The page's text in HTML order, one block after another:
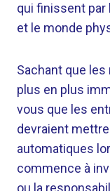
qui finissent par
et le monde
Sachant que
plus en plus
vous que les
devraient
automatiques
commence à
ou la